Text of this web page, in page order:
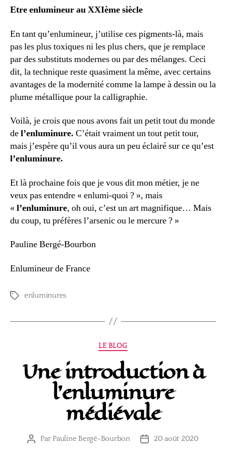
Etre enlumineur au XXIème siècle
En tant qu’enlumineur, j’utilise ces pigments-là, mais
pas les plus toxiques ni les plus chers, que je remplace
par des substituts modernes ou par des mélanges. Ceci
dit, la technique reste quasiment la même, avec certains
avantages de la modernité comme la lampe à dessin ou la
plume métallique pour la calligraphie.
Voilà, je crois que nous avons fait un petit tout du monde
del’enluminure. C’était vraiment un tout petit tour,
mais j’espère qu’il vous aura un peu éclairé sur ce qu’est
l’enluminure.
Et là prochaine fois que je vous dit mon métier, je ne
veux pas entendre « enlumi-quoi ? », mais
« l’enluminure, oh oui, c’est un art magnifique… Mais
du coup, tu préfères l’arsenic ou le mercure ? »
Pauline Bergé-Bourbon
Enlumineur de France
Étiquettes
enluminures
Catégories
LE BLOG
Une introduction à
l’enluminure
médiévale
Auteur
Par Pauline Bergé-Bourbon
Date20 août 2020